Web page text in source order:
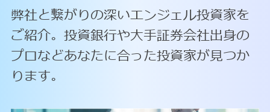
弊社と繋がりの深いエンジェル投資家を
ご紹介。投資銀行や大手証券会社出身の
プロなどあなたに合った投資家が見つか
ります。